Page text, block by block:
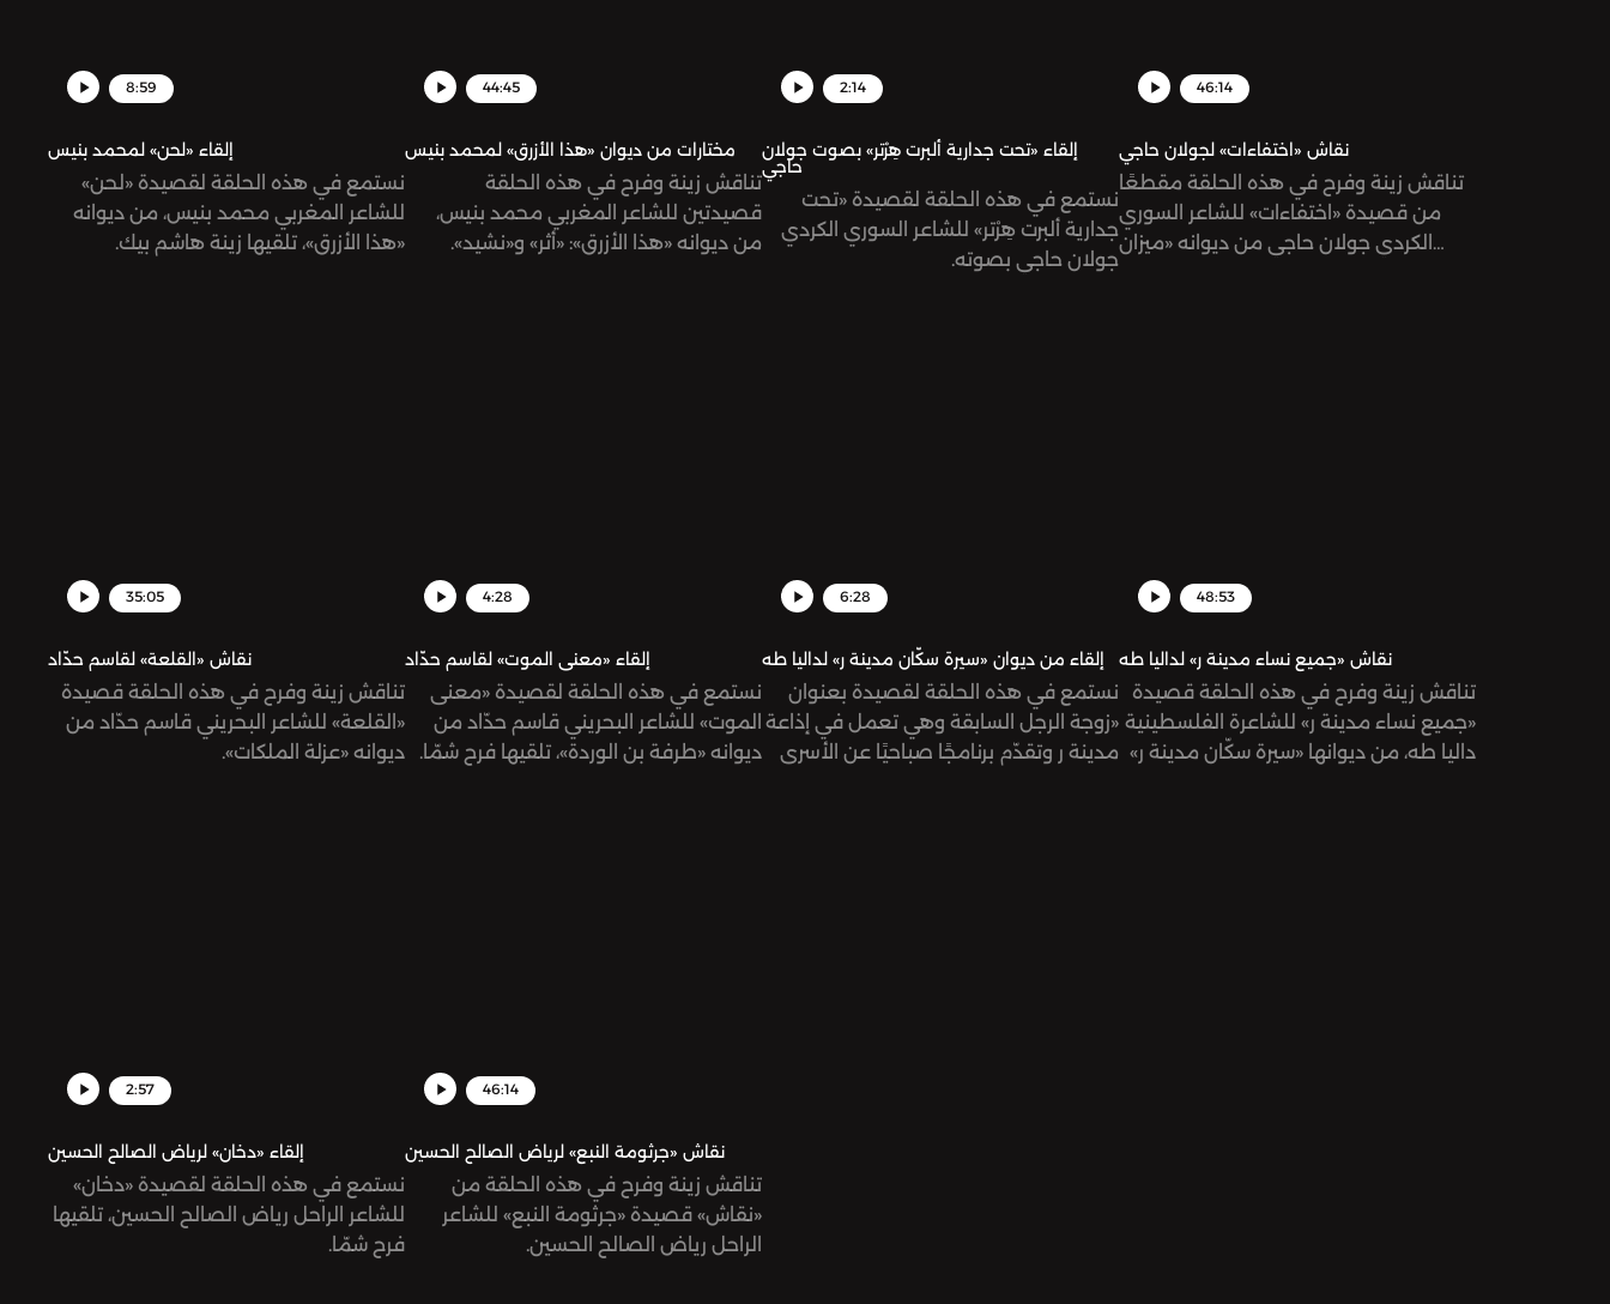
8:59
إلقاء «لحن» لمحمد بنيس
نستمع في هذه الحلقة لقصيدة «لحن»
للشاعر المغربي محمد بنيس، من ديوانه
«هذا الأزرق»، تلقيها زينة هاشم بيك.
44:45
مختارات من ديوان «هذا الأزرق» لمحمد بنيس
تناقش زينة وفرح في هذه الحلقة
قصيدتين للشاعر المغربي محمد بنيس،
من ديوانه «هذا الأزرق»: «أثر» و«نشيد».
2:14
إلقاء «تحت جدارية ألبرت هِرْتر» بصوت جولان
حاجي
نستمع في هذه الحلقة لقصيدة «تحت
جدارية ألبرت هِرْتر» للشاعر السوري الكردي
جولان حاجي بصوته.
46:14
نقاش «اختفاءات» لجولان حاجي
تناقش زينة وفرح في هذه الحلقة مقطعًا
من قصيدة «اختفاءات» للشاعر السوري
الكردي جولان حاجي من ديوانه «ميزان
35:05
نقاش «القلعة» لقاسم حدّاد
تناقش زينة وفرح في هذه الحلقة قصيدة
«القلعة» للشاعر البحريني قاسم حدّاد من
ديوانه «عزلة الملكات».
4:28
إلقاء «معنى الموت» لقاسم حدّاد
نستمع في هذه الحلقة لقصيدة «معنى
الموت» للشاعر البحريني قاسم حدّاد من
ديوانه «طرفة بن الوردة»، تلقيها فرح شمّا.
6:28
إلقاء من ديوان «سيرة سكّان مدينة ر» لداليا طه
نستمع في هذه الحلقة لقصيدة بعنوان
«زوجة الرجل السابقة وهي تعمل في إذاعة
مدينة ر وتقدّم برنامجًا صباحيًا عن الأسرى
48:53
نقاش «جميع نساء مدينة ر» لداليا طه
تناقش زينة وفرح في هذه الحلقة قصيدة
«جميع نساء مدينة ر» للشاعرة الفلسطينية
داليا طه، من ديوانها «سيرة سكّان مدينة ر»
2:57
إلقاء «دخان» لرياض الصالح الحسين
نستمع في هذه الحلقة لقصيدة «دخان»
للشاعر الراحل رياض الصالح الحسين، تلقيها
فرح شمّا.
46:14
نقاش «جرثومة النبع» لرياض الصالح الحسين
تناقش زينة وفرح في هذه الحلقة من
«نقاش» قصيدة «جرثومة النبع» للشاعر
الراحل رياض الصالح الحسين.